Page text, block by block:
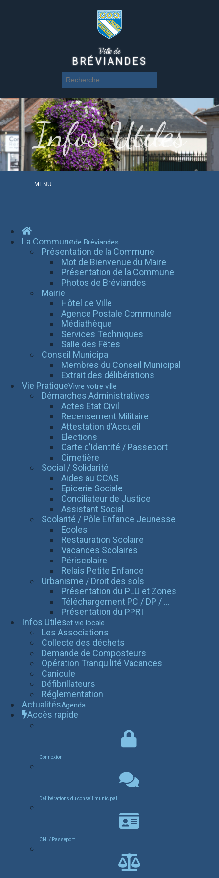
Ville de
BRÉVIANDES
Infos Utiles
MENU
La Communede Bréviandes
Présentation de la Commune
Mot de Bienvenue du Maire
Présentation de la Commune
Photos de Bréviandes
Mairie
Hôtel de Ville
Agence Postale Communale
Médiathèque
Services Techniques
Salle des Fêtes
Conseil Municipal
Membres du Conseil Municipal
Extrait des délibérations
Vie PratiqueVivre votre ville
Démarches Administratives
Actes Etat Civil
Recensement Militaire
Attestation d’Accueil
Elections
Carte d’Identité / Passeport
Cimetière
Social / Solidarité
Aides au CCAS
Epicerie Sociale
Conciliateur de Justice
Assistant Social
Scolarité / Pôle Enfance Jeunesse
Ecoles
Restauration Scolaire
Vacances Scolaires
Périscolaire
Relais Petite Enfance
Urbanisme / Droit des sols
Présentation du PLU et Zones
Téléchargement PC / DP / ...
Présentation du PPRI
Infos Utileset vie locale
Les Associations
Collecte des déchets
Demande de Composteurs
Opération Tranquilité Vacances
Canicule
Défibrillateurs
Réglementation
ActualitésAgenda
Accès rapide
Connexion
Délibérations du conseil municipal
CNI / Passeport